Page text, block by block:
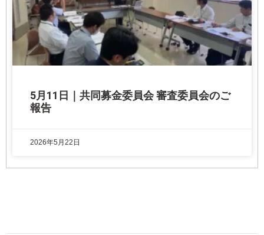
5月11日｜共同募金委員会 審査委員会のご
報告
2026年5月22日